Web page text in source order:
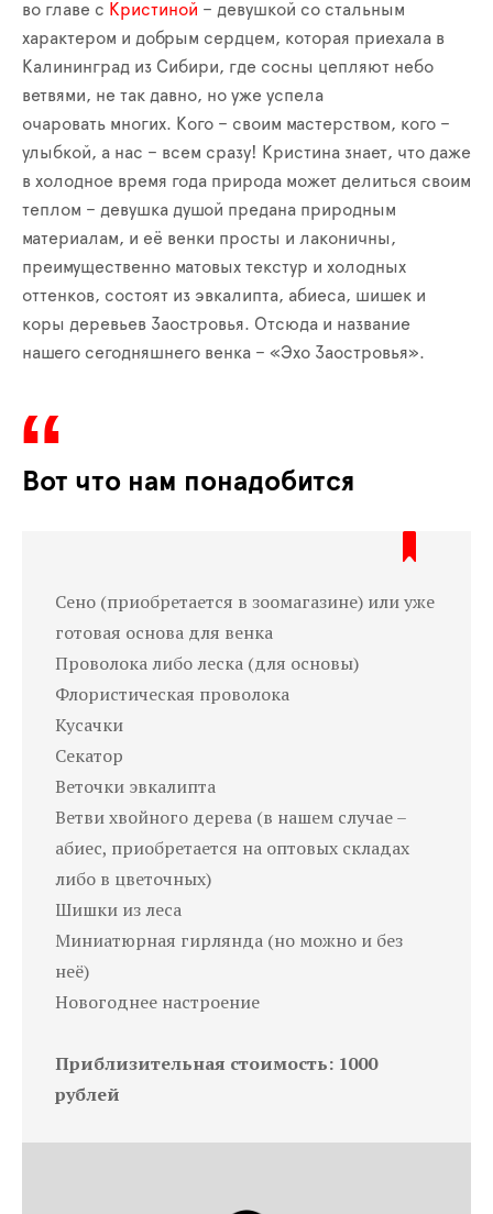
во главе с Кристиной – девушкой со стальным
характером и добрым сердцем, которая приехала в
Калининград из Сибири, где сосны цепляют небо
ветвями, не так давно, но уже успела
очаровать многих. Кого – своим мастерством, кого –
улыбкой, а нас – всем сразу! Кристина знает, что даже
в холодное время года природа может делиться своим
теплом – девушка душой предана природным
материалам, и её венки просты и лаконичны,
преимущественно матовых текстур и холодных
оттенков, состоят из эвкалипта, абиеса, шишек и
коры деревьев Заостровья. Отсюда и название
нашего сегодняшнего венка – «Эхо Заостровья».
Вот что нам понадобится
Сено (приобретается в зоомагазине) или уже
готовая основа для венка
Проволока либо леска (для основы)
Флористическая проволока
Кусачки
Секатор
Веточки эвкалипта
Ветви хвойного дерева (в нашем случае –
абиес, приобретается на оптовых складах
либо в цветочных)
Шишки из леса
Миниатюрная гирлянда (но можно и без
неё)
Новогоднее настроение
Приблизительная стоимость: 1000
рублей